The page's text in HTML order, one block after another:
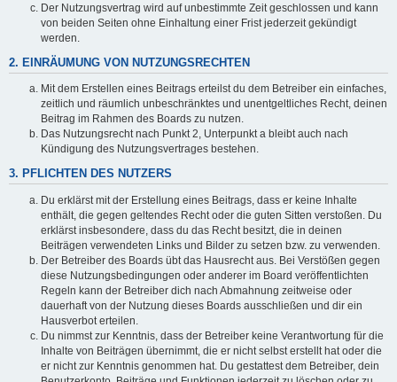
Der Nutzungsvertrag wird auf unbestimmte Zeit geschlossen und kann
von beiden Seiten ohne Einhaltung einer Frist jederzeit gekündigt
werden.
2. EINRÄUMUNG VON NUTZUNGSRECHTEN
Mit dem Erstellen eines Beitrags erteilst du dem Betreiber ein einfaches,
zeitlich und räumlich unbeschränktes und unentgeltliches Recht, deinen
Beitrag im Rahmen des Boards zu nutzen.
Das Nutzungsrecht nach Punkt 2, Unterpunkt a bleibt auch nach
Kündigung des Nutzungsvertrages bestehen.
3. PFLICHTEN DES NUTZERS
Du erklärst mit der Erstellung eines Beitrags, dass er keine Inhalte
enthält, die gegen geltendes Recht oder die guten Sitten verstoßen. Du
erklärst insbesondere, dass du das Recht besitzt, die in deinen
Beiträgen verwendeten Links und Bilder zu setzen bzw. zu verwenden.
Der Betreiber des Boards übt das Hausrecht aus. Bei Verstößen gegen
diese Nutzungsbedingungen oder anderer im Board veröffentlichten
Regeln kann der Betreiber dich nach Abmahnung zeitweise oder
dauerhaft von der Nutzung dieses Boards ausschließen und dir ein
Hausverbot erteilen.
Du nimmst zur Kenntnis, dass der Betreiber keine Verantwortung für die
Inhalte von Beiträgen übernimmt, die er nicht selbst erstellt hat oder die
er nicht zur Kenntnis genommen hat. Du gestattest dem Betreiber, dein